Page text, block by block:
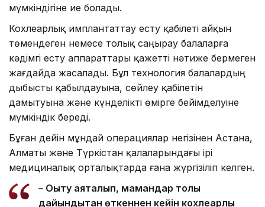
мүмкіндігіне ие болады.
Кохлеарлық имплантаттау есту қабілеті айқын
төмендеген немесе толық саңырау балаларға
кәдімгі есту аппараттары қажетті нәтиже бермеген
жағдайда жасалады. Бұл технология балалардың
дыбысты қабылдауына, сөйлеу қабілетін
дамытуына және күнделікті өмірге бейімделуіне
мүмкіндік береді.
Бұған дейін мұндай операциялар негізінен Астана,
Алматы және Түркістан қалаларындағы ірі
медициналық орталықтарда ғана жүргізіліп келген.
– Оқыту аяқталып, мамандар толық
дайындықтан өткеннен кейін кохлеарлық